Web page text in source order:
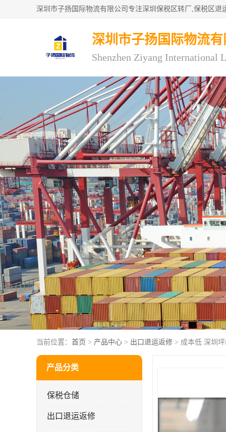
深圳市子扬国际物流
Shenzhen Ziyang International
当前位置： 首页 > 产品中心 > 出口退运返修 > 成本低 深圳
产品分类
保税仓储
出口退运返修